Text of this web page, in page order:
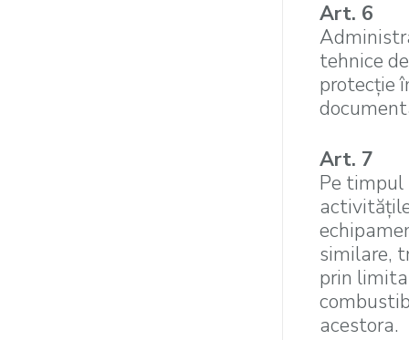
Art. 6
tehnice
protecţie
Art. 7
Pe timpul
similare,
prin
acestora.